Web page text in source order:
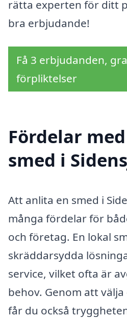
rätta experten för ditt
bra erbjudande!
Få 3 erbjudanden,
förpliktelser
Fördelar
smed i
Att anlita en smed i
många fördelar för
och företag. En lokal
skräddarsydda
service, vilket ofta är
behov. Genom att
får du också